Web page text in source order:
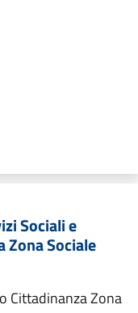
Sociali e
Zona Sociale
Cittadinanza Zona